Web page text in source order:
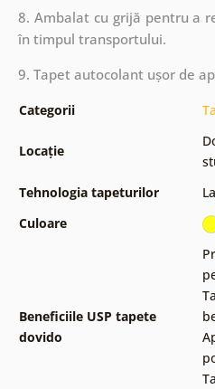
8. Ambalat cu grijă pentru a
în timpul transportului.
9. Tapet autocolant ușor de
Categorii
Locație
Tehnologia tapeturilor
Culoare
Beneficiile USP tapete
dovido